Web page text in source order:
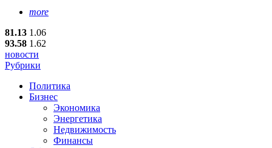
more
81.13 1.06
93.58 1.62
новости
Рубрики
Политика
Бизнес
Экономика
Энергетика
Недвижимость
Финансы